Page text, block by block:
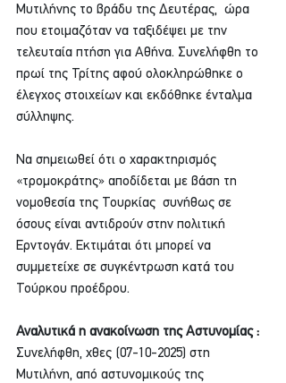
Μυτιλήνης το βράδυ της Δευτέρας,  ώρα
που ετοιμαζόταν να ταξιδέψει με την
τελευταία πτήση για Αθήνα. Συνελήφθη το
πρωί της Τρίτης αφού ολοκληρώθηκε ο
έλεγχος στοιχείων και εκδόθηκε ένταλμα
σύλληψης.
Να σημειωθεί ότι ο χαρακτηρισμός
«τρομοκράτης» αποδίδεται με βάση τη
νομοθεσία της Τουρκίας  συνήθως σε
όσους είναι αντιδρούν στην πολιτική
Ερντογάν. Εκτιμάται ότι μπορεί να
συμμετείχε σε συγκέντρωση κατά του
Τούρκου προέδρου.
Αναλυτικά η ανακοίνωση της Αστυνομίας :
Συνελήφθη, χθες (07-10-2025) στη
Μυτιλήνη, από αστυνομικούς της